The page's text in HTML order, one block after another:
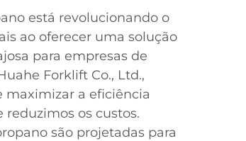
está revolucionando o
ao oferecer uma solução
para empresas de
Forklift Co., Ltd.,
a eficiência
os custos.
são projetadas para